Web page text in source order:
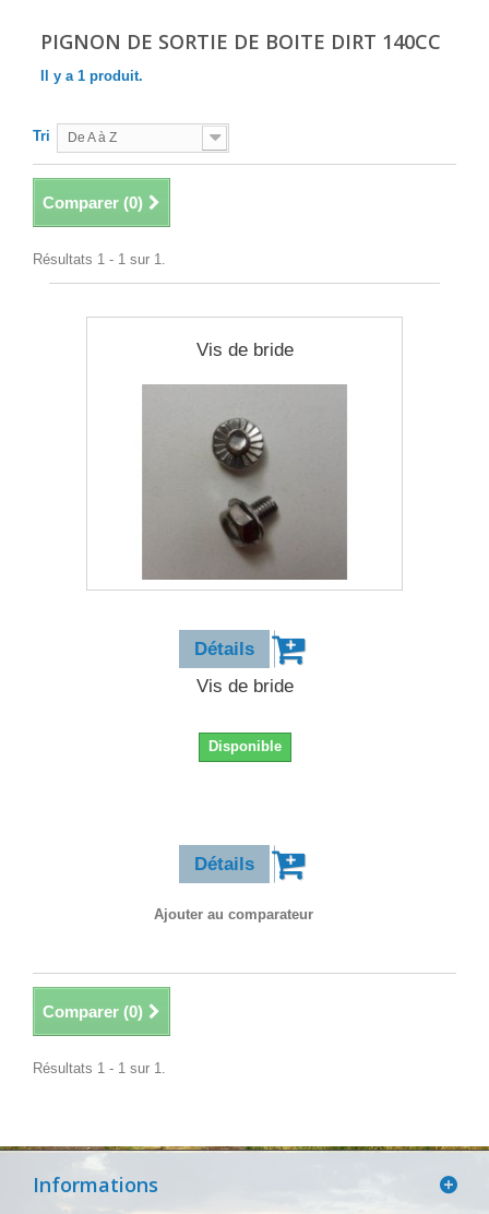
PIGNON DE SORTIE DE BOITE DIRT 140CC
Il y a 1 produit.
Tri De A à Z
Comparer (0)
Résultats 1 - 1 sur 1.
Vis de bride
Détails
Vis de bride
Disponible
Détails
Ajouter au comparateur
Comparer (0)
Résultats 1 - 1 sur 1.
Informations